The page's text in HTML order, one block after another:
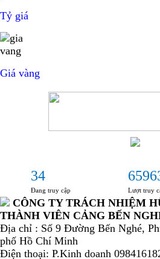
Tỷ giá
Giá vàng
34
Đang truy cập Lượt truy
CÔNG TY TRÁCH NHIỆM
THÀNH VIÊN CẢNG BẾN
Địa chỉ : Số 9 Đường Bến Nghé,
phố Hồ Chí Minh
Điện thoại: P.Kinh doanh